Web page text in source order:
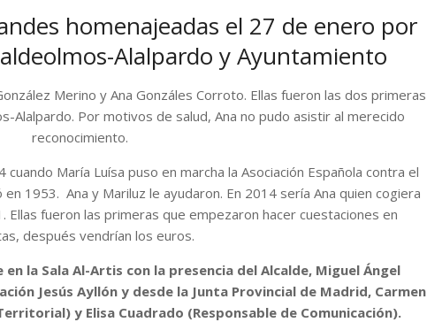
homenajeadas el 27 de enero por
Alalpardo y Ayuntamiento
Merino y Ana Gonzáles Corroto. Ellas fueron las dos primeras
Alalpardo. Por motivos de salud, Ana no pudo asistir al merecido
reconocimiento.
María Luísa puso en marcha la Asociación Española contra el
en 1953. Ana y Mariluz le ayudaron. En 2014 sería Ana quien cogiera
fueron las primeras que empezaron hacer cuestaciones en
después vendrían los euros.
la Sala Al-Artis con la presencia del Alcalde, Miguel Ángel
Jesús Ayllón y desde la Junta Provincial de Madrid, Carmen
y Elisa Cuadrado (Responsable de Comunicación).